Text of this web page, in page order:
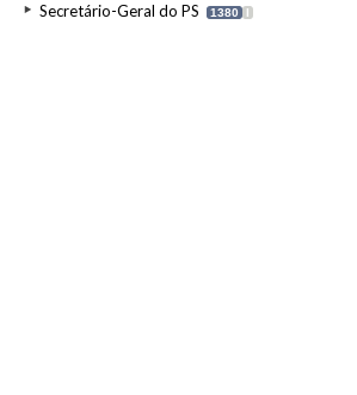
Secretário-Geral do PS 1380 I